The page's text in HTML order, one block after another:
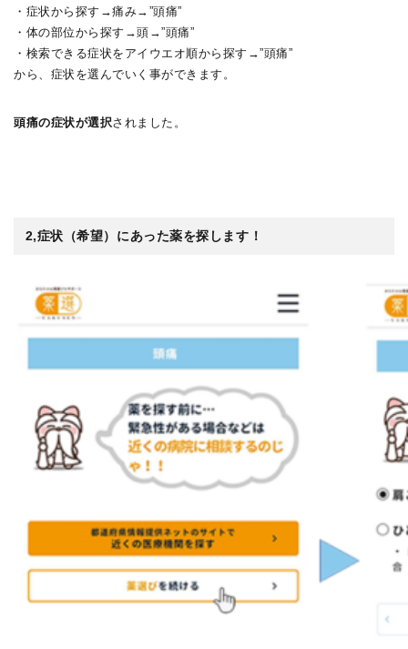
・症状から探す→痛み→”頭痛”
・体の部位から探す→頭→”頭痛”
・検索できる症状をアイウエオ順から探す→”頭痛”
から、症状を選んでいく事ができます。
頭痛の症状が選択されました。
2,症状（希望）にあった薬を探します！